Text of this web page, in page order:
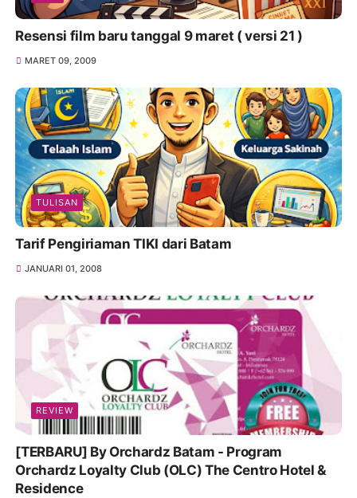
Resensi film baru tanggal 9 maret ( versi 21 )
MARET 09, 2009
TULISAN
Tarif Pengiriaman TIKI dari Batam
JANUARI 01, 2008
REVIEW
[TERBARU] By Orchardz Batam - Program
Orchardz Loyalty Club (OLC) The Centro Hotel &
Residence